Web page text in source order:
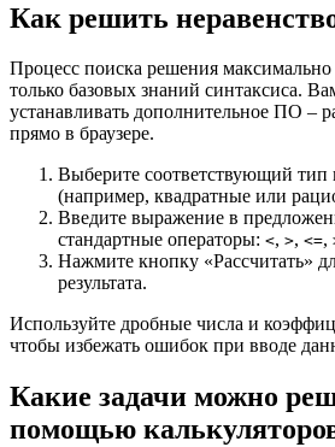
Как решить
Процесс поиска решения
только базовых знаний синтаксиса.
устанавливать дополнительное ПО –
прямо в браузере.
Выберите соответствующий тип
(например, квадратные или
Введите выражение в
стандартные операторы: <, >, <=,
Нажмите кнопку «Рассчитать»
результата.
Используйте дробные числа и
чтобы избежать ошибок при вводе
Какие задачи можно
помощью